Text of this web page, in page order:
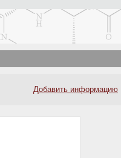
Добавить информацию